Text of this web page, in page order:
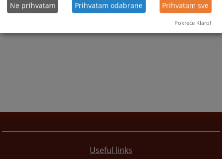
Useful links
Ne prihvatam Prihvatam odabrane Prihvatam sve
Pokreće Klaro!